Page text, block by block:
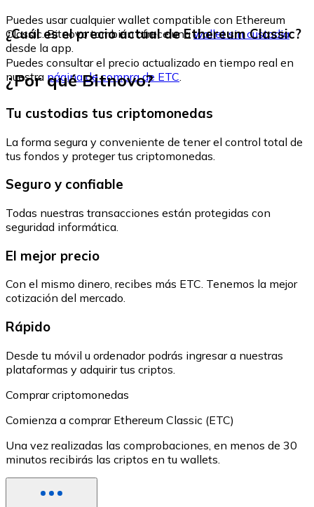
Puedes usar cualquier wallet compatible con Ethereum
Classic. Bitnovo también ofrece unawallet sin custodia
desde la app.
¿Cuál es el precio actual de Ethereum Classic?
Puedes consultar el precio actualizado en tiempo real en
nuestra página de compra de ETC.
¿Por qué Bitnovo?
Tu custodias tus criptomonedas
La forma segura y conveniente de tener el control total de
tus fondos y proteger tus criptomonedas.
Seguro y confiable
Todas nuestras transacciones están protegidas con
seguridad informática.
El mejor precio
Con el mismo dinero, recibes más ETC. Tenemos la mejor
cotización del mercado.
Rápido
Desde tu móvil u ordenador podrás ingresar a nuestras
plataformas y adquirir tus criptos.
Comprar criptomonedas
Comienza a comprar Ethereum Classic (ETC)
Una vez realizadas las comprobaciones, en menos de 30
minutos recibirás las criptos en tu wallets.